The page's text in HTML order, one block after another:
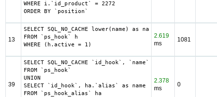
WHERE i.`id_product` = 2272
ORDER BY `position`
13
SELECT SQL_NO_CACHE lower(name) as name
FROM `ps_hook` h
WHERE (h.active = 1)
2.619
ms
1081
39
SELECT SQL_NO_CACHE `id_hook`, `name`
FROM `ps_hook`
UNION
SELECT `id_hook`, ha.`alias` as name
FROM `ps_hook_alias` ha
2.378
ms
0